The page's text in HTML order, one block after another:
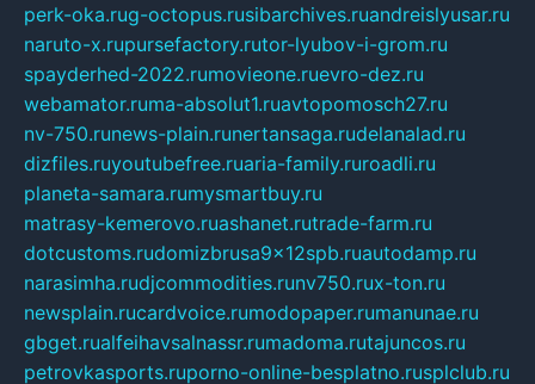
perk-oka.rug-octopus.rusibarchives.ruandreislyusar.ru
naruto-x.rupursefactory.rutor-lyubov-i-grom.ru
spayderhed-2022.rumovieone.ruevro-dez.ru
webamator.ruma-absolut1.ruavtopomosch27.ru
nv-750.runews-plain.runertansaga.rudelanalad.ru
dizfiles.ruyoutubefree.ruaria-family.ruroadli.ru
planeta-samara.rumysmartbuy.ru
matrasy-kemerovo.ruashanet.rutrade-farm.ru
dotcustoms.rudomizbrusa9x12spb.ruautodamp.ru
narasimha.rudjcommodities.runv750.rux-ton.ru
newsplain.rucardvoice.rumodopaper.rumanunae.ru
gbget.rualfeihavsalnassr.rumadoma.rutajuncos.ru
petrovkasports.ruporno-online-besplatno.rusplclub.ru